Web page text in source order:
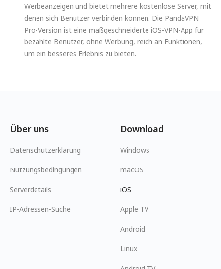
Werbeanzeigen und bietet mehrere kostenlose Server, mit
denen sich Benutzer verbinden können. Die PandaVPN
Pro-Version ist eine maßgeschneiderte iOS-VPN-App für
bezahlte Benutzer, ohne Werbung, reich an Funktionen,
um ein besseres Erlebnis zu bieten.
Über uns
Datenschutzerklärung
Nutzungsbedingungen
Serverdetails
IP-Adressen-Suche
Download
Windows
macOS
iOS
Apple TV
Android
Linux